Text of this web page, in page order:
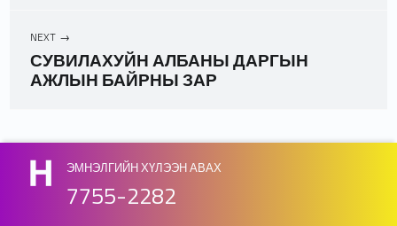
NEXT
СУВИЛАХУЙН АЛБАНЫ ДАРГЫН
АЖЛЫН БАЙРНЫ ЗАР
ЭМНЭЛГИЙН ХҮЛЭЭН АВАХ
7755-2282